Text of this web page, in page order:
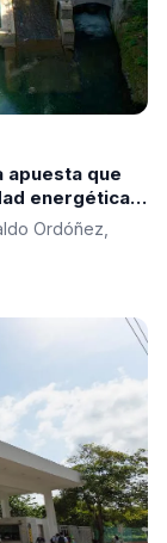
apuesta que
energética y
Ordóñez,